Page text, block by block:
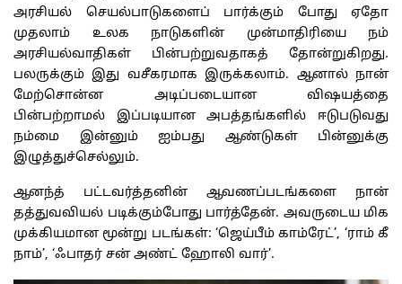
அரசியல் செயல்பாடுகளைப் பார்க்கும் போது ஏதோ
முதலாம் உலக நாடுகளின் முன்மாதிரியை நம்
அரசியல்வாதிகள் பின்பற்றுவதாகத் தோன்றுகிறது.
பலருக்கும் இது வசீகரமாக இருக்கலாம். ஆனால் நான்
மேற்சொன்ன அடிப்படையான விஷயத்தை
பின்பற்றாமல் இப்படியான அபத்தங்களில் ஈடுபடுவது
நம்மை இன்னும் ஐம்பது ஆண்டுகள் பின்னுக்கு
இழுத்துச்செல்லும்.
ஆனந்த் பட்டவர்த்தனின் ஆவணப்படங்களை நான்
தத்துவவியல் படிக்கும்போது பார்த்தேன். அவருடைய மிக
முக்கியமான மூன்று படங்கள்: ‘ஜெய்பீம் காம்ரேட்’, ‘ராம் கீ
நாம்’, ‘ஃபாதர் சன் அண்ட் ஹோலி வார்’.